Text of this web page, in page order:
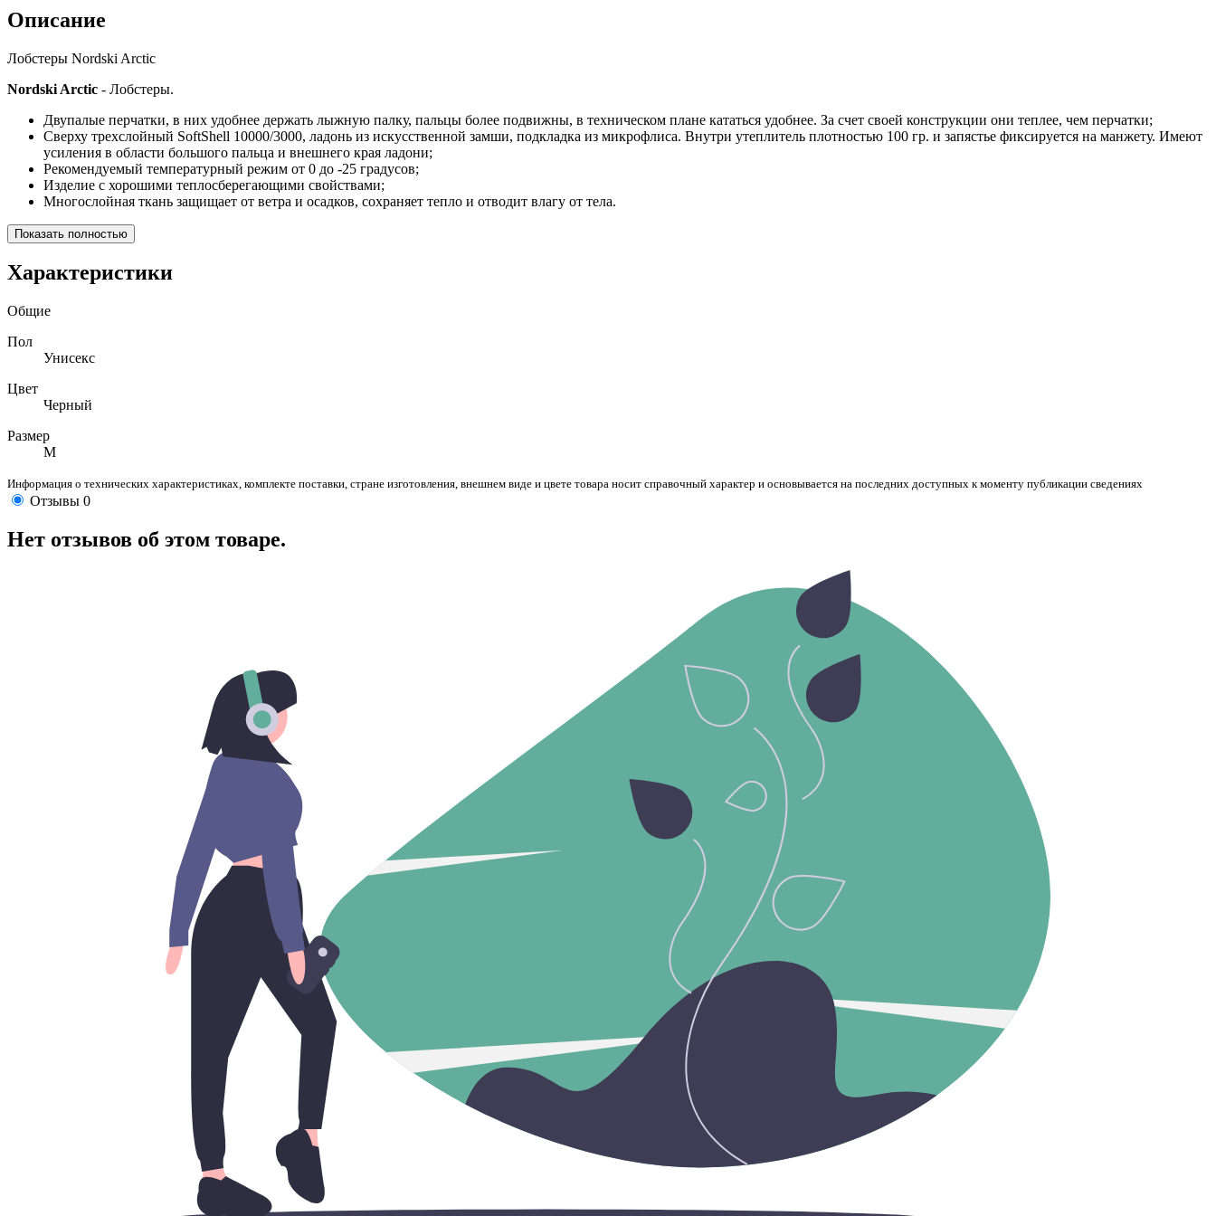
Описание
Лобстеры Nordski Arctic
Nordski Arctic - Лобстеры.
Двупалые перчатки, в них удобнее держать лыжную палку, пальцы более подвижны, в техническом плане кататься удобнее. За счет своей конструкции они теплее, чем перчатки;
Сверху трехслойный SoftShell 10000/3000, ладонь из искусственной замши, подкладка из микрофлиса. Внутри утеплитель плотностью 100 гр. и запястье фиксируется на манжету. Имеют
усиления в области большого пальца и внешнего края ладони;
Рекомендуемый температурный режим от 0 до -25 градусов;
Изделие с хорошими теплосберегающими свойствами;
Многослойная ткань защищает от ветра и осадков, сохраняет тепло и отводит влагу от тела.
Показать полностью
Характеристики
Общие
Пол
Унисекс
Цвет
Черный
Размер
M
Информация о технических характеристиках, комплекте поставки, стране изготовления, внешнем виде и цвете товара носит справочный характер и основывается на последних доступных к моменту публикации сведениях
Отзывы 0
Нет отзывов об этом товаре.